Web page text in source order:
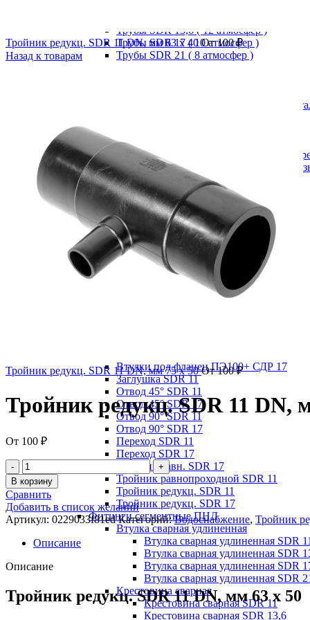
Трубы SDR 13,6 ( 12 атмосфер )
Трубы SDR 17 ( 10 атмосфер )
Трубы SDR 21 ( 8 атмосфер )
Компрессионные фитинги "Astore"
Муфта переходная с внутренней
Муфта переходная с наружной
Муфта соединительная
Отвод 90 гр.
Отвод с внутренней резьбой
Отвод с наружной резьбой
Тройник
Тройник редукционный
Тройник с внутренней резьбой
Тройник с наружной резьбой
НСПС
Втулки под фланец ПЭ100+ СДР 17
Заглушка SDR 11
Отвод 45° SDR 11
Отвод 45° SDR 17
Отвод 90° SDR 11
Отвод 90° SDR 17
Переход SDR 11
Переход SDR 17
Тройник равн. SDR 17
Тройник равнопроходной SDR 11
Тройник редукц. SDR 11
Тройник редукц. SDR 17
Фитинги сегментные ПНД
Втулка сварная удлиненная
Втулка сварная удлиненная SDR 11
Втулка сварная удлиненная SDR
Втулка сварная удлиненная SDR
Втулка сварная удлиненная SDR
Крестовина сварная
Крестовина сварная SDR 11
Крестовина сварная SDR 13,6
Тройник редукц. SDR 11 DN, мм 63 x 40От100₽
Назад к товарам
Тройник редукц. SDR 11 DN, мм 75 x 50От100₽
Тройник редукц. SDR 11 DN,
От 100 ₽
В корзину
Сравнить
Добавить в список желаний
Артикул: 0229033f81edКатегорий: Водоснабжение, Тройник
Описание
Описание
Тройник редукц. SDR 11 DN, мм 63 x 50